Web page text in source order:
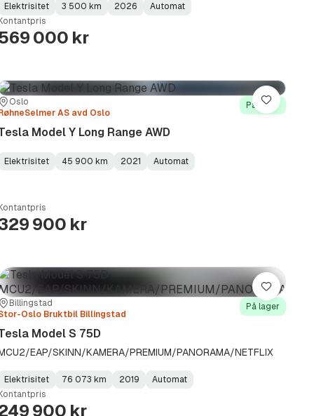
Fuel
:
Elektrisitet
Kilometerstand:
3 500 km
Model
:
2026
Gearbox
:
Automat
Kontantpris
000 kr
Sted:
Oslo
Forhandler:
RøhneSelmer AS avd Oslo
På lager
Model Y Long Range AWD
Fuel
Elektrisitet
Kilometerstand:
45 900 km
Model
2021
Gearbox
Automat
Kontantpris
900 kr
Lagre
Sted:Billingstad
Forhandler:
Oslo Bruktbil Billingstad
På lager
Model S 75D
EAP/SKINN/KAMERA/PREMIUM/PANORAMA/NETFLIX
Fuel
:
Elektrisitet
Kilometerstand:
76 073 km
Model
:
2019
Gearbox
:
Automat
Kontantpris
900 kr
Lagre